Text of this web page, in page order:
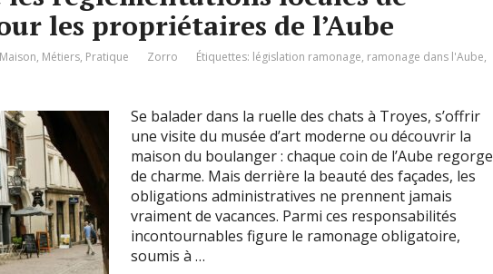
les propriétaires de l’Aube
Maison, Métiers, Pratique Zorro Étiquettes: législation ramonage, ramonage dans l'Aube,
Se balader dans la ruelle des chats à Troyes, s’offrir
une visite du musée d’art moderne ou découvrir la
maison du boulanger : chaque coin de l’Aube regorge
de charme. Mais derrière la beauté des façades, les
obligations administratives ne prennent jamais
vraiment de vacances. Parmi ces responsabilités
incontournables figure le ramonage obligatoire,
soumis à …